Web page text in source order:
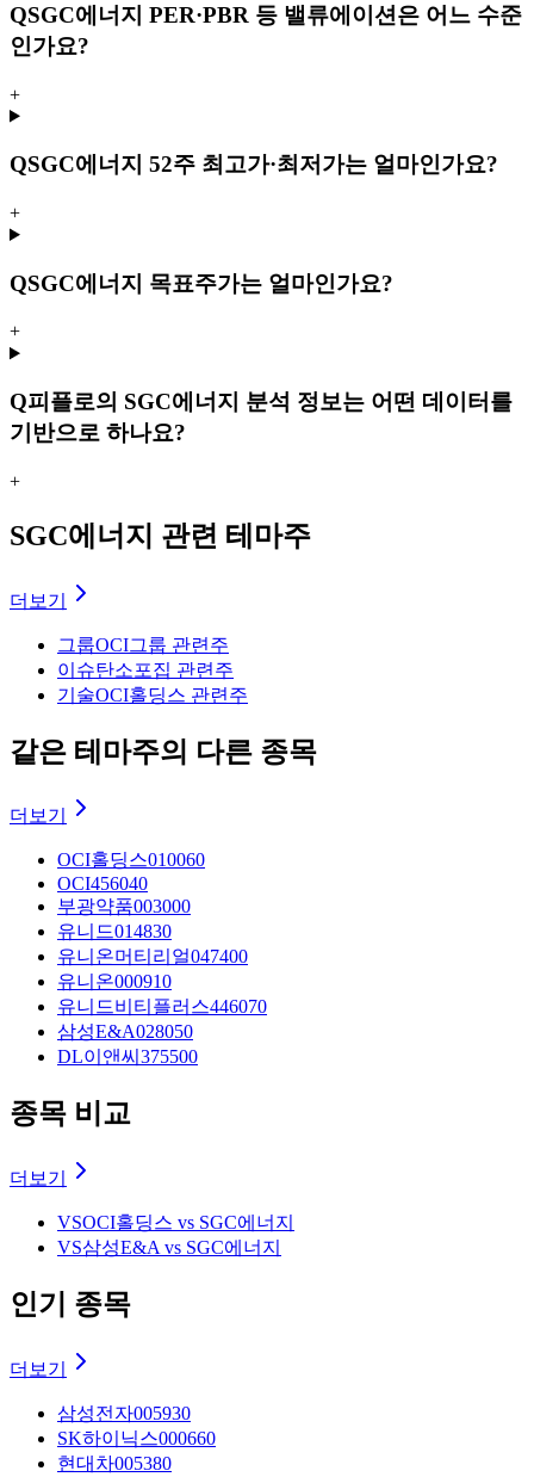
QSGC에너지 PER·PBR 등 밸류에이션은 어느 수준
인가요?
+
QSGC에너지 52주 최고가·최저가는 얼마인가요?
+
QSGC에너지 목표주가는 얼마인가요?
+
Q피플로의 SGC에너지 분석 정보는 어떤 데이터를
기반으로 하나요?
+
SGC에너지 관련 테마주
더보기
그룹OCI그룹 관련주
이슈탄소포집 관련주
기술OCI홀딩스 관련주
같은 테마주의 다른 종목
더보기
OCI홀딩스010060
OCI456040
부광약품003000
유니드014830
유니온머티리얼047400
유니온000910
유니드비티플러스446070
삼성E&A028050
DL이앤씨 375500
종목 비교
더보기
VSOCI홀딩스 vs SGC에너지
VS삼성E&A vs SGC에너지
인기 종목
더보기
삼성전자005930
SK하이닉스000660
현대차005380